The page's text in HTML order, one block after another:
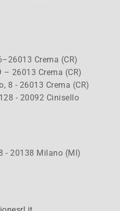
Crema (CR)
– 26013 Crema (CR)
8 - 26013 Crema (CR)
- 20092 Cinisello
- 20138 Milano (MI)